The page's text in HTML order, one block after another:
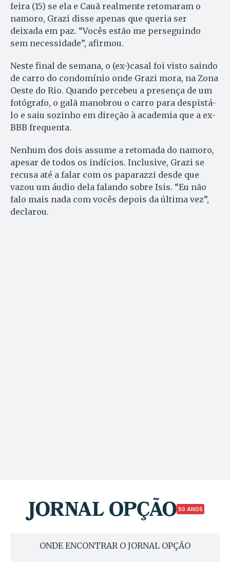
feira (15) se ela e Cauã realmente retomaram o
namoro, Grazi disse apenas que queria ser
deixada em paz. “Vocês estão me perseguindo
sem necessidade”, afirmou.
Neste final de semana, o (ex-)casal foi visto saindo
de carro do condomínio onde Grazi mora, na Zona
Oeste do Rio. Quando percebeu a presença de um
fotógrafo, o galã manobrou o carro para despistá-
lo e saiu sozinho em direção à academia que a ex-
BBB frequenta.
Nenhum dos dois assume a retomada do namoro,
apesar de todos os indícios. Inclusive, Grazi se
recusa até a falar com os paparazzi desde que
vazou um áudio dela falando sobre Isis. “Eu não
falo mais nada com vocês depois da última vez”,
declarou.
50 ANOS
ONDE ENCONTRAR O JORNAL OPÇÃO